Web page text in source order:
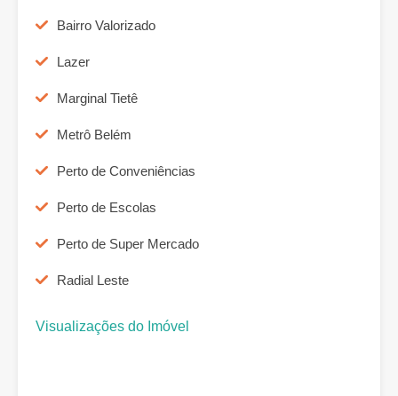
Bairro Valorizado
Lazer
Marginal Tietê
Metrô Belém
Perto de Conveniências
Perto de Escolas
Perto de Super Mercado
Radial Leste
Visualizações do Imóvel